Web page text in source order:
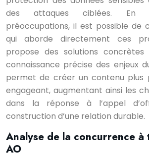
des attaques ciblées. En
préoccupations, il est possible de
qui aborde directement ces
propose des solutions
connaissance précise des enjeux
permet de créer un contenu plus
engageant, augmentant ainsi les
dans la réponse à l’appel
construction d’une relation durable.
Analyse de la concurrence à
AO